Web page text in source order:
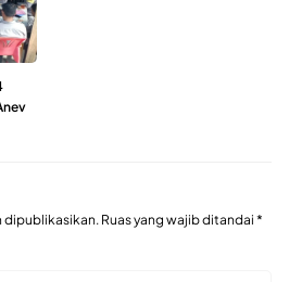
dipublikasikan. Ruas yang wajib ditandai *